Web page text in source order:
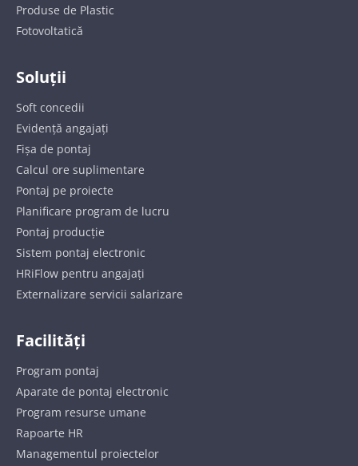
Produse de Plastic
Fotovoltatică
Soluții
Soft concedii
Evidență angajați
Fișa de pontaj
Calcul ore suplimentare
Pontaj pe proiecte
Planificare program de lucru
Pontaj producție
Sistem pontaj electronic
HRiFlow pentru angajați
Externalizare servicii salarizare
Facilități
Program pontaj
Aparate de pontaj electronic
Program resurse umane
Rapoarte HR
Managementul proiectelor